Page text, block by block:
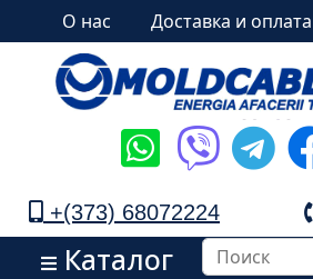
О нас Доставка и оплата
+(373) 68072224
Каталог